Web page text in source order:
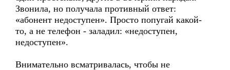
Звонила, но получала противный ответ:
«абонент недоступен». Просто попугай какой-
то, а не телефон - заладил: «недоступен,
недоступен».
Внимательно всматривалась, чтобы не